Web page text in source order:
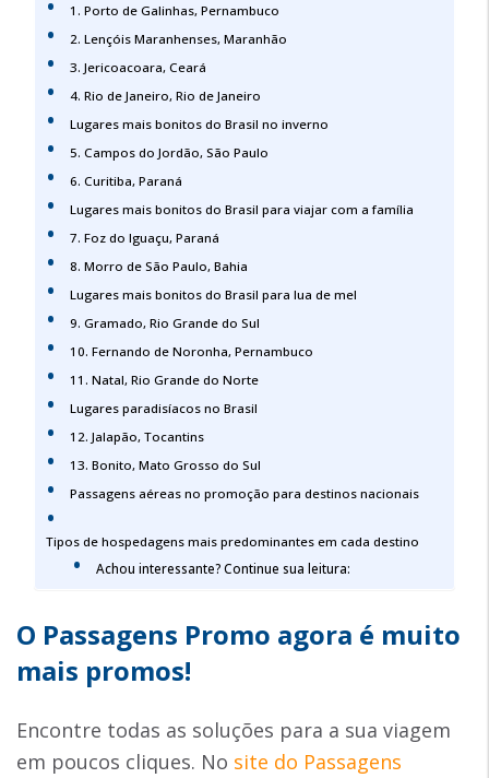
1. Porto de Galinhas, Pernambuco
2. Lençóis Maranhenses, Maranhão
3. Jericoacoara, Ceará
4. Rio de Janeiro, Rio de Janeiro
Lugares mais bonitos do Brasil no inverno
5. Campos do Jordão, São Paulo
6. Curitiba, Paraná
Lugares mais bonitos do Brasil para viajar com a família
7. Foz do Iguaçu, Paraná
8. Morro de São Paulo, Bahia
Lugares mais bonitos do Brasil para lua de mel
9. Gramado, Rio Grande do Sul
10. Fernando de Noronha, Pernambuco
11. Natal, Rio Grande do Norte
Lugares paradisíacos no Brasil
12. Jalapão, Tocantins
13. Bonito, Mato Grosso do Sul
Passagens aéreas no promoção para destinos nacionais
Tipos de hospedagens mais predominantes em cada destino
Achou interessante? Continue sua leitura:
O Passagens Promo agora é muito
mais promos!
Encontre todas as soluções para a sua viagem
em poucos cliques. No site do Passagens